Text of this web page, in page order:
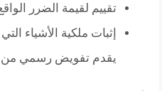
تقييم لقيمة الضرر
إثبات ملكية الأشياء
يقدم تفويض رسمي من